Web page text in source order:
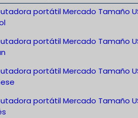
portátil Mercado Tamaño
portátil Mercado Tamaño
portátil Mercado Tamaño
portátil Mercado Tamaño